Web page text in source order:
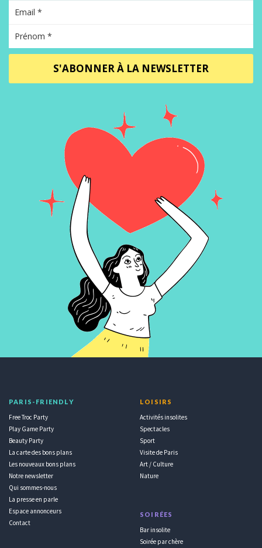
S'ABONNER À LA NEWSLETTER
PARIS-FRIENDLY
Free Troc Party
Play Game Party
Beauty Party
La carte des bons plans
Les nouveaux bons plans
Notre newsletter
Qui sommes-nous
La presse en parle
Espace annonceurs
Contact
LOISIRS
Activités insolites
Spectacles
Sport
Visite de Paris
Art / Culture
Nature
SOIRÉES
Bar insolite
Soirée par chère